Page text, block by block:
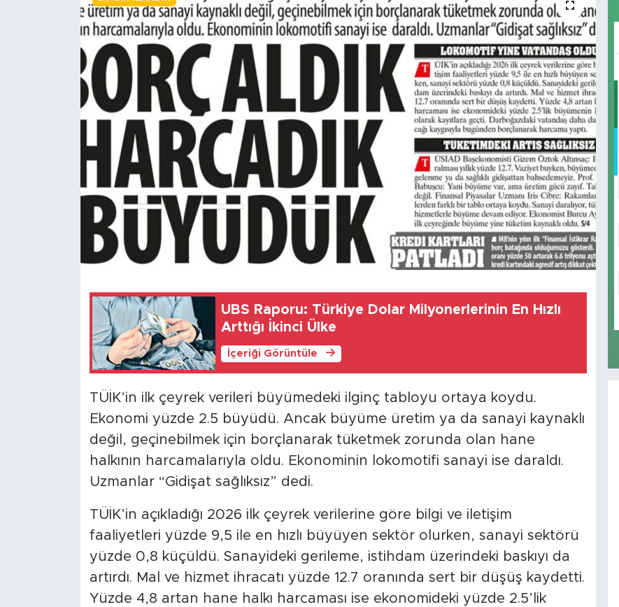
UBS Raporu: Türkiye Dolar Milyonerlerinin En Hızlı
Arttığı İkinci Ülke
İçeriği Görüntüle
TÜİK’in ilk çeyrek verileri büyümedeki ilginç tabloyu ortaya koydu.
Ekonomi yüzde 2.5 büyüdü. Ancak büyüme üretim ya da sanayi kaynaklı
değil, geçinebilmek için borçlanarak tüketmek zorunda olan hane
halkının harcamalarıyla oldu. Ekonominin lokomotifi sanayi ise daraldı.
Uzmanlar “Gidişat sağlıksız” dedi.
TÜİK’in açıkladığı 2026 ilk çeyrek verilerine göre bilgi ve iletişim
faaliyetleri yüzde 9,5 ile en hızlı büyüyen sektör olurken, sanayi sektörü
yüzde 0,8 küçüldü. Sanayideki gerileme, istihdam üzerindeki baskıyı da
artırdı. Mal ve hizmet ihracatı yüzde 12.7 oranında sert bir düşüş kaydetti.
Yüzde 4,8 artan hane halkı harcaması ise ekonomideki yüzde 2.5’lik
ANALİZ
NOSTALJİ
POLİTİKA
EKONOMİ
KÜLTÜR SANAT
SİYASET
MEDYA KÖŞESİ
FOTO GALERİ